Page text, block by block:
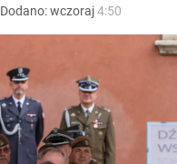
Dodano:wczoraj4:50